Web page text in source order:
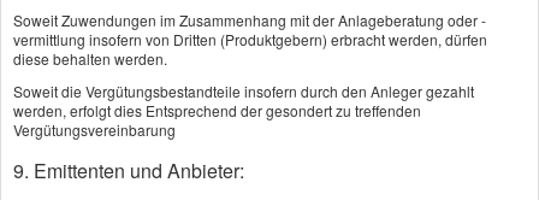
Beschwerden
Soweit Zuwendungen im Zusammenhang mit der Anlageberatung oder -
vermittlung insofern von Dritten (Produktgebern) erbracht werden, dürfen
diese behalten werden.
Soweit die Vergütungsbestandteile insofern durch den Anleger gezahlt
werden, erfolgt dies Entsprechend der gesondert zu treffenden
Vergütungsvereinbarung
9. Emittenten und Anbieter: